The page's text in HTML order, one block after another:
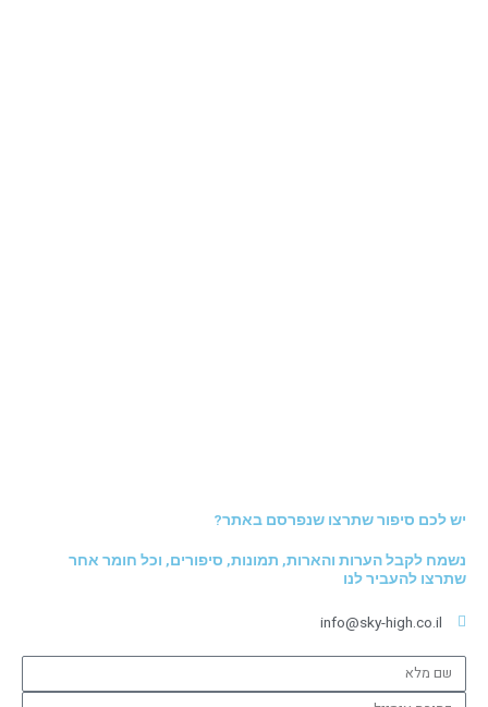
יש לכם סיפור שתרצו שנפרסם באתר?
נשמח לקבל הערות והארות, תמונות, סיפורים, וכל חומר אחר
שתרצו להעביר לנו
info@sky-high.co.il
שם
מלא
כתובת